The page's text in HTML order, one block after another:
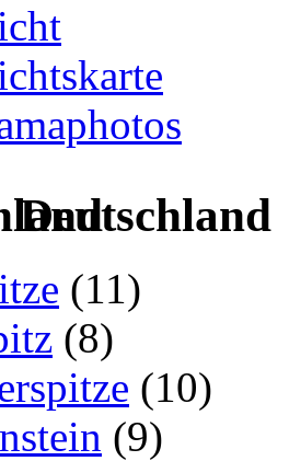
Deutschland
(11)
(8)
(10)
(9)